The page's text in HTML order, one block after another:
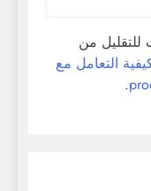
من
التعامل مع
.